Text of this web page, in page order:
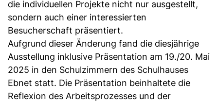
die individuellen Projekte nicht nur ausgestellt,
sondern auch einer interessierten
Besucherschaft präsentiert.
Aufgrund dieser Änderung fand die diesjährige
Ausstellung inklusive Präsentation am 19./20. Mai
2025 in den Schulzimmern des Schulhauses
Ebnet statt. Die Präsentation beinhaltete die
Reflexion des Arbeitsprozesses und der